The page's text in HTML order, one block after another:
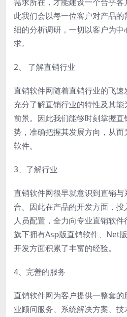
此我们会以每一位客户对产品
细的分析调研，一切以客户为
求。
2、 了解直销行业
直销软件网随着直销行业的飞速
充分了解直销行业的特性及其
前景。因此我们能够时刻掌握
势，准确把握其发展方向，从
软件。
3、了解行业
直销软件网很早就意识到直销
合。因此在产品的开发方面，
人员配置，全力向专业直销软
旗下拥有Asp版直销软件、Net
开发方面积累了丰富的经验。
4、完善的服务
直销软件网为客户提供一整套
业顾问服务、系统解决方案、